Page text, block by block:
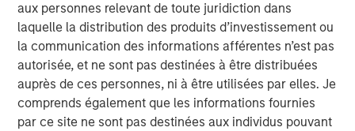
aux personnes relevant de toute juridiction dans
laquelle la distribution des produits d’investissement ou
la communication des informations afférentes n’est pas
autorisée, et ne sont pas destinées à être distribuées
auprès de ces personnes, ni à être utilisées par elles. Je
comprends également que les informations fournies
par ce site ne sont pas destinées aux individus pouvant
the investor and businessperson with a solution to
apply to the problem.
We recommend settling on a sensible cost of
capital and then allocating the bulk of analytical
time and attention to thinking about the potential
paths of future cash flows.